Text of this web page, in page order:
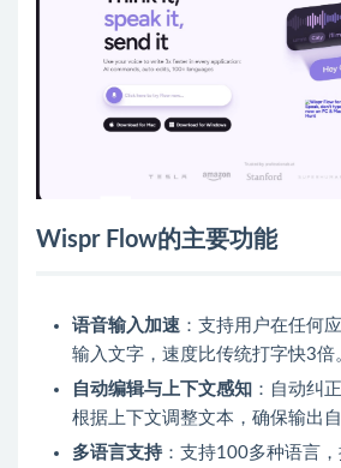
Wispr Flow的主要功能
语音输入加速 ：支持用户在任何
输入文字，速度比传统打字快3倍
自动编辑与上下文感知 ：自动纠
根据上下文调整文本，确保输出自
多语言支持：支持100多种语言，